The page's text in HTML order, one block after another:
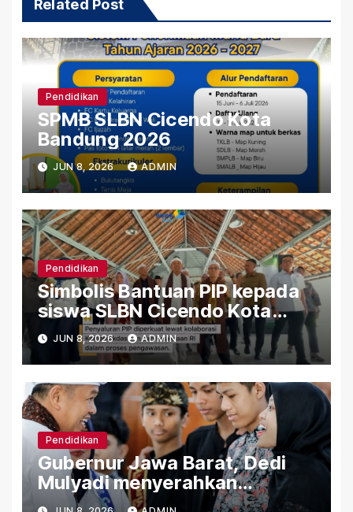
Related Post
Pendidikan
SPMB SLBN Cicendo Kota
Bandung 2026
JUN 8, 2026 ADMIN
Pendidikan
Simbolis Bantuan PIP kepada
siswa SLBN Cicendo Kota
Bandung
JUN 8, 2026 ADMIN
Pendidikan
Gubernur Jawa Barat, Dedi
Mulyadi menyerahkan
Bantuan (PIP) Kepada Siswa